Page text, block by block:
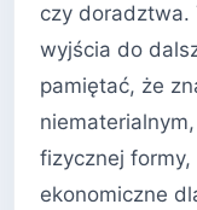
czy doradztwa.
wyjścia do
pamiętać, że
fizycznej formy,
ekonomiczne